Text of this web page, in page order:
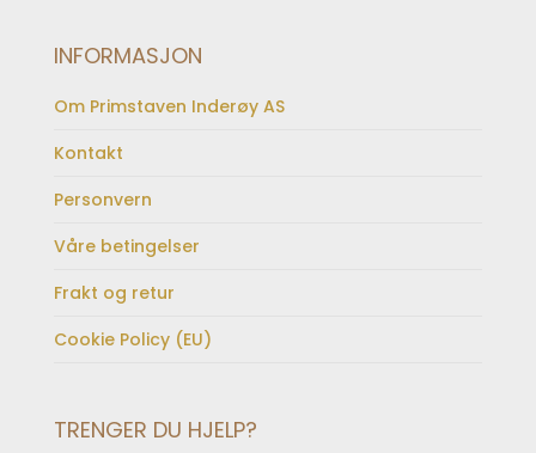
INFORMASJON
Om Primstaven Inderøy AS
Kontakt
Personvern
Våre betingelser
Frakt og retur
Cookie Policy (EU)
TRENGER DU HJELP?